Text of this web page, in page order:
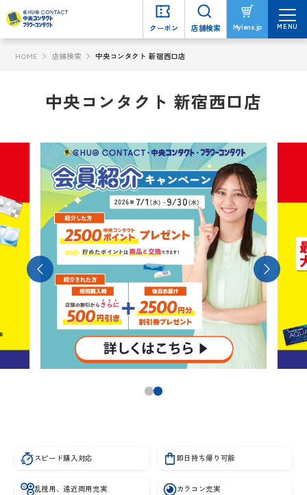
クーポン 店舗検索 Mylens.jp MENU
HOME 店舗検索 中央コンタクト 新宿西口店
中央コンタクト 新宿西口店
スピード購入対応 即日持ち帰り可能
乱視用、遠近両用充実 カラコン充実
クーポン 店舗検索 Mylens.jp MENU